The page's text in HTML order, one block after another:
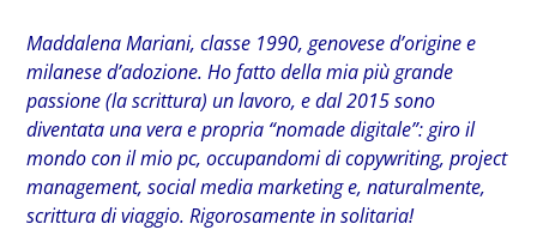
Maddalena Mariani, classe 1990, genovese d’origine e
milanese d’adozione. Ho fatto della mia più grande
passione (la scrittura) un lavoro, e dal 2015 sono
diventata una vera e propria “nomade digitale”: giro il
mondo con il mio pc, occupandomi di copywriting, project
management, social media marketing e, naturalmente,
scrittura di viaggio. Rigorosamente in solitaria!